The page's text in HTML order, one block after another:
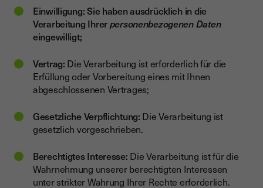
Einwilligung: Sie haben ausdrücklich in die
Verarbeitung Ihrerpersonenbezogenen Daten
eingewilligt;
Vertrag: Die Verarbeitung ist erforderlich für die
Erfüllung oder Vorbereitung eines mit Ihnen
abgeschlossenen Vertrages;
Gesetzliche Verpflichtung: Die Verarbeitung ist
gesetzlich vorgeschrieben.
Berechtigtes Interesse: Die Verarbeitung ist für die
Wahrnehmung unserer berechtigten Interessen
unter strikter Wahrung Ihrer Rechte erforderlich.